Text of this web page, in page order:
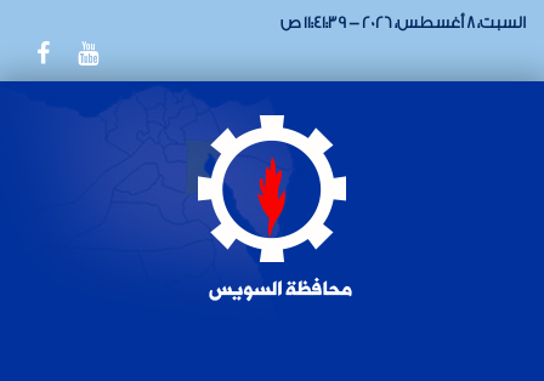
السبت، 8 أغسطس، 2026 - 11:41:39 ص